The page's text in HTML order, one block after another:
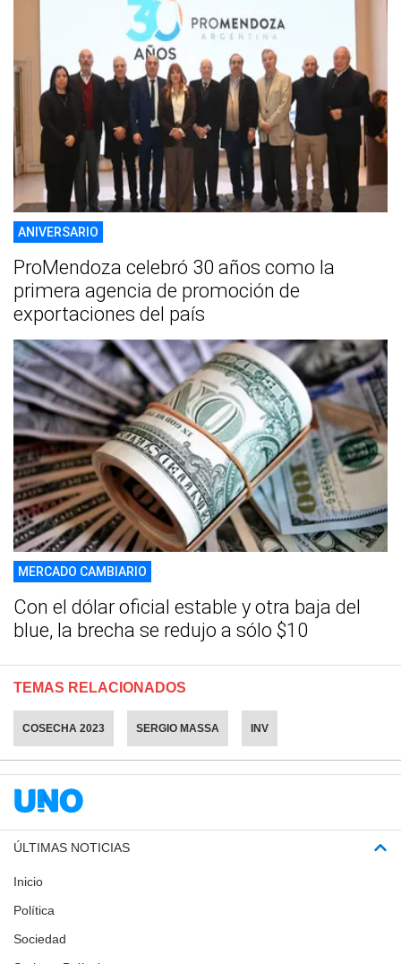
ANIVERSARIO
ProMendoza celebró 30 años como la
primera agencia de promoción de
exportaciones del país
MERCADO CAMBIARIO
Con el dólar oficial estable y otra baja del
blue, la brecha se redujo a sólo $10
TEMAS RELACIONADOS
COSECHA 2023 SERGIO MASSA INV
ÚLTIMAS NOTICIAS
Inicio
Política
Sociedad